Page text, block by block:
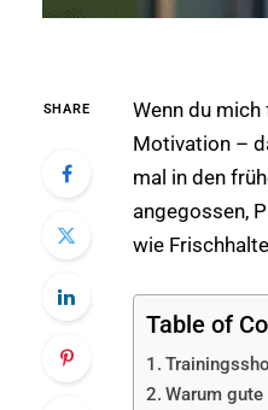
SHARE
Wenn du
Motivation –
mal in den
angegossen,
wie
Table of
Warum